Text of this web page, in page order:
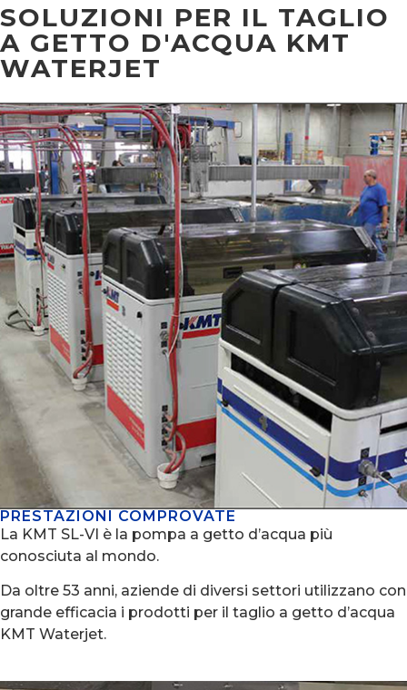
SOLUZIONI PER IL TAGLIO
A GETTO D'ACQUA KMT
WATERJET
PRESTAZIONI COMPROVATE
La KMT SL-VI è la pompa a getto d’acqua più
conosciuta al mondo.
Da oltre 53 anni, aziende di diversi settori utilizzano con
grande efficacia i prodotti per il taglio a getto d’acqua
KMT Waterjet.